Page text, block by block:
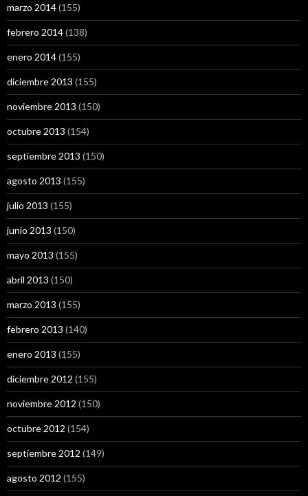
marzo 2014(155)
febrero 2014(138)
enero 2014(155)
diciembre 2013 (155)
noviembre 2013 (150)
octubre 2013 (154)
septiembre 2013 (150)
agosto 2013 (155)
julio 2013 (155)
junio 2013 (150)
mayo 2013 (155)
abril 2013 (150)
marzo 2013 (155)
febrero 2013 (140)
enero 2013 (155)
diciembre 2012 (155)
noviembre 2012 (150)
octubre 2012 (154)
septiembre 2012 (149)
agosto 2012 (155)